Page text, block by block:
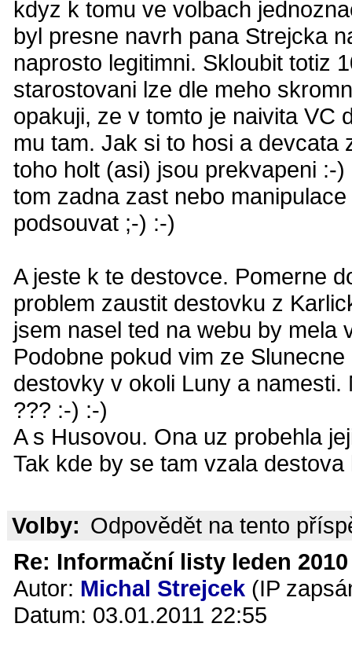
kdyz k tomu ve volbach
byl presne navrh pana Strejcka
naprosto legitimni. Skloubit totiz
starostovani lze dle meho
opakuji, ze v tomto je naivita VC
mu tam. Jak si to hosi a
toho holt (asi) jsou prekvapeni :-
tom zadna zast nebo
podsouvat ;-) :-)
A jeste k te destovce. Pomerne
problem zaustit destovku z
jsem nasel ted na webu by
Podobne pokud vim ze
destovky v okoli Luny a
??? :-) :-)
A s Husovou. Ona uz probehla
Tak kde by se tam vzala
Volby: Odpovědět na tento
Re: Informační listy leden
Autor: Michal Strejcek (IP
Datum: 03.01.2011 22:55